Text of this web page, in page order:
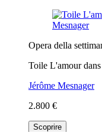
Opera della
Toile L'amour
Jérôme Mesnager
2.800 €
Scoprire